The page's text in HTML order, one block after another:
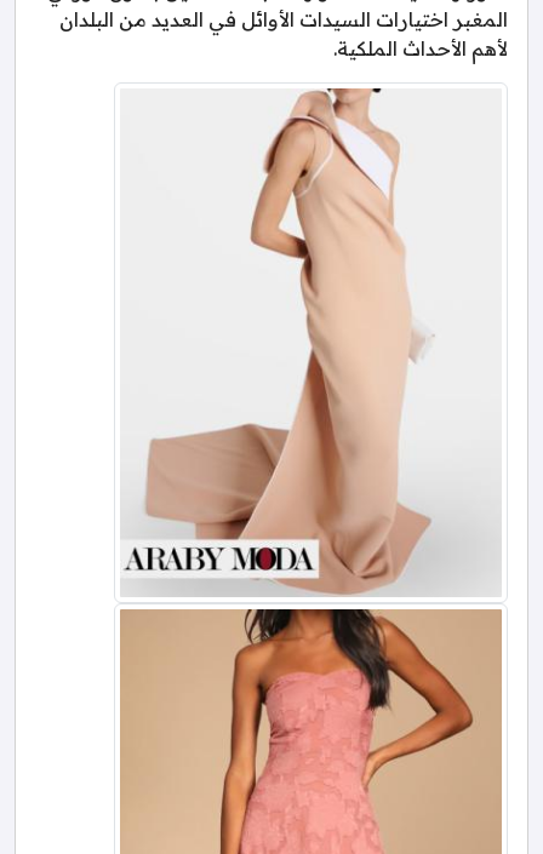
المغبر اختيارات السيدات الأوائل في العديد من البلدان
لأهم الأحداث الملكية.